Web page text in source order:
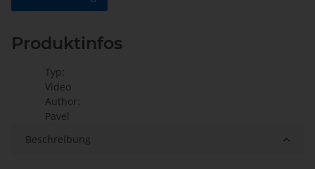
Produktinfos
Typ:
Video
Author:
Pavel
Beschreibung